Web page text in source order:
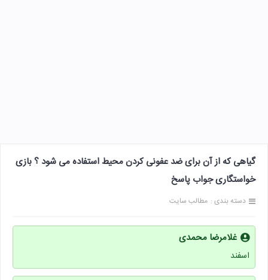
گیاهی که از آن برای ضد عفونی کردن محیط استفاده می شود ؟ بازی
خواستگاری جواب پاسخ
دسته بندی : مطالب سایت
غلامرضا محمدی
اسفند